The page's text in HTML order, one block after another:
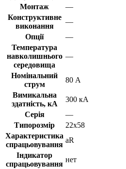
Монтаж
—
Конструктивне
виконання
—
Опції
—
Температура
навколишнього
середовища
—
Номінальний
струм
80 А
Вимикальна
здатність, кА
300 кА
Серія
—
Типорозмір
22х58
Характеристика
спрацьовування
aR
Індикатор
спрацьовування
нет